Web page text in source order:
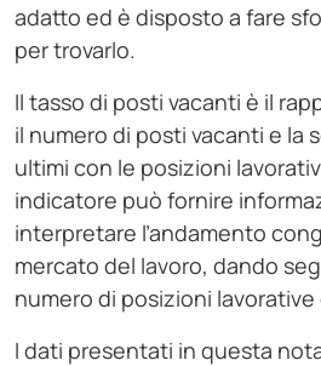
adatto ed è disposto a fare
per trovarlo.
Il tasso di posti vacanti è il
il numero di posti vacanti e la
ultimi con le posizioni
indicatore può fornire
interpretare l’andamento
mercato del lavoro, dando
numero di posizioni
I dati presentati in questa